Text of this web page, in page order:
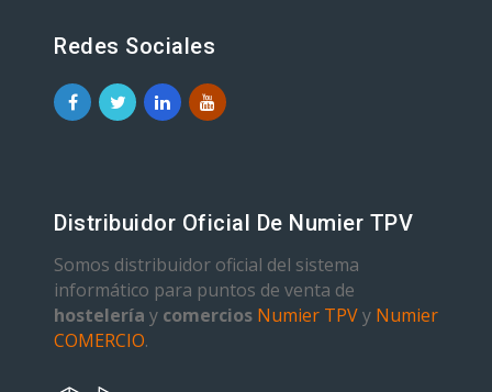
Redes Sociales
Distribuidor Oficial De Numier TPV
Somos distribuidor oficial del sistema
informático para puntos de venta de
hostelería y comercios Numier TPVy Numier
COMERCIO.